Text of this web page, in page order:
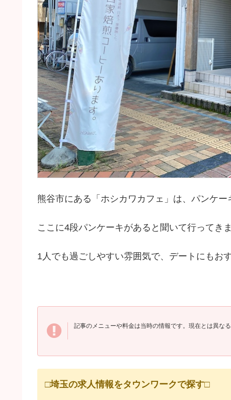
熊谷市にある「ホシカワカフェ」は、パンケ
ここに4段パンケーキがあると聞いて行ってき
1人でも過ごしやすい雰囲気で、デートにもお
記事のメニューや料金は当時の情報です。現在とは異な
□埼玉の求人情報をタウンワークで探す□